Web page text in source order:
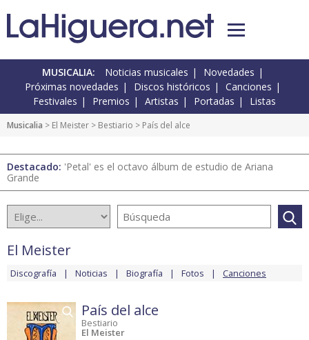
MUSICALIA: Noticias musicales
Novedades
Próximas novedades
Discos históricos
Canciones
Festivales
Premios Artistas Portadas Listas
Musicalia > El Meister > Bestiario > País del alce
Destacado: 'Petal' es el octavo álbum de estudio de Ariana
Grande
El Meister
Discografía Noticias Biografía Fotos Canciones
País del alce
Bestiario
El Meister